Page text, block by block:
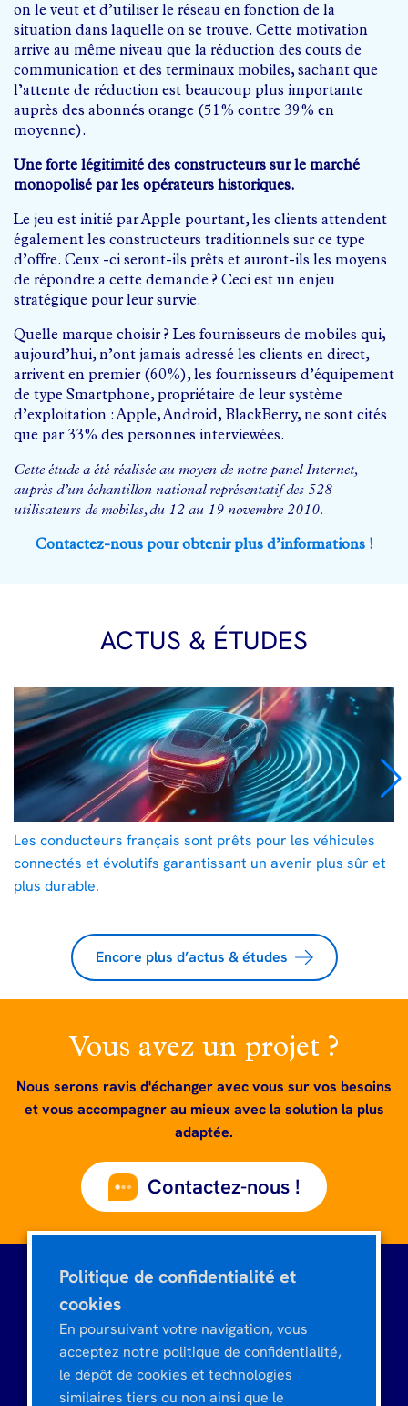
on le veut et d’utiliser le réseau en fonction de la
situation dans laquelle on se trouve. Cette motivation
arrive au même niveau que la réduction des couts de
communication et des terminaux mobiles, sachant que
l’attente de réduction est beaucoup plus importante
auprès des abonnés orange (51% contre 39% en
moyenne).
Une forte légitimité des constructeurs sur le marché
monopolisé par les opérateurs historiques.
Le jeu est initié par Apple pourtant, les clients attendent
également les constructeurs traditionnels sur ce type
d’offre. Ceux -ci seront-ils prêts et auront-ils les moyens
de répondre a cette demande ? Ceci est un enjeu
stratégique pour leur survie.
Quelle marque choisir ? Les fournisseurs de mobiles qui,
aujourd’hui, n’ont jamais adressé les clients en direct,
arrivent en premier (60%), les fournisseurs d’équipement
de type Smartphone, propriétaire de leur système
d’exploitation : Apple, Android, BlackBerry, ne sont cités
que par 33% des personnes interviewées.
Cette étude a été réalisée au moyen de notre panel Internet,
auprès d’un échantillon national représentatif des 528
utilisateurs de mobiles, du 12 au 19 novembre 2010.
Contactez-nous pour obtenir plus d’informations !
ACTUS & ÉTUDES
Les conducteurs français sont prêts pour les véhicules
connectés et évolutifs garantissant un avenir plus sûr et
plus durable.
Encore plus d’actus & études
Vous avez un projet ?
Nous serons ravis d'échanger avec vous sur vos besoins
et vous accompagner au mieux avec la solution la plus
adaptée.
Contactez-nous !
Tour CIT Montparnasse
3, rue de l'Arrivée
75015 PARIS - FRANCE
Politique de confidentialité et
cookies
En poursuivant votre navigation, vous
acceptez notre politique de confidentialité,
le dépôt de cookies et technologies
similaires tiers ou non ainsi que le